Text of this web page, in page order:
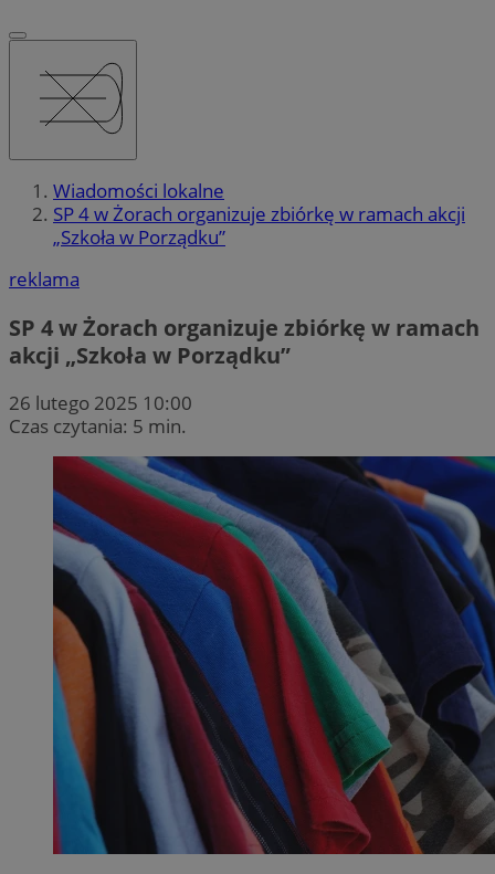
Wiadomości lokalne
SP 4 w Żorach organizuje zbiórkę w ramach akcji
„Szkoła w Porządku”
reklama
SP 4 w Żorach organizuje zbiórkę w ramach
akcji „Szkoła w Porządku”
26 lutego 2025 10:00
Czas czytania: 5 min.